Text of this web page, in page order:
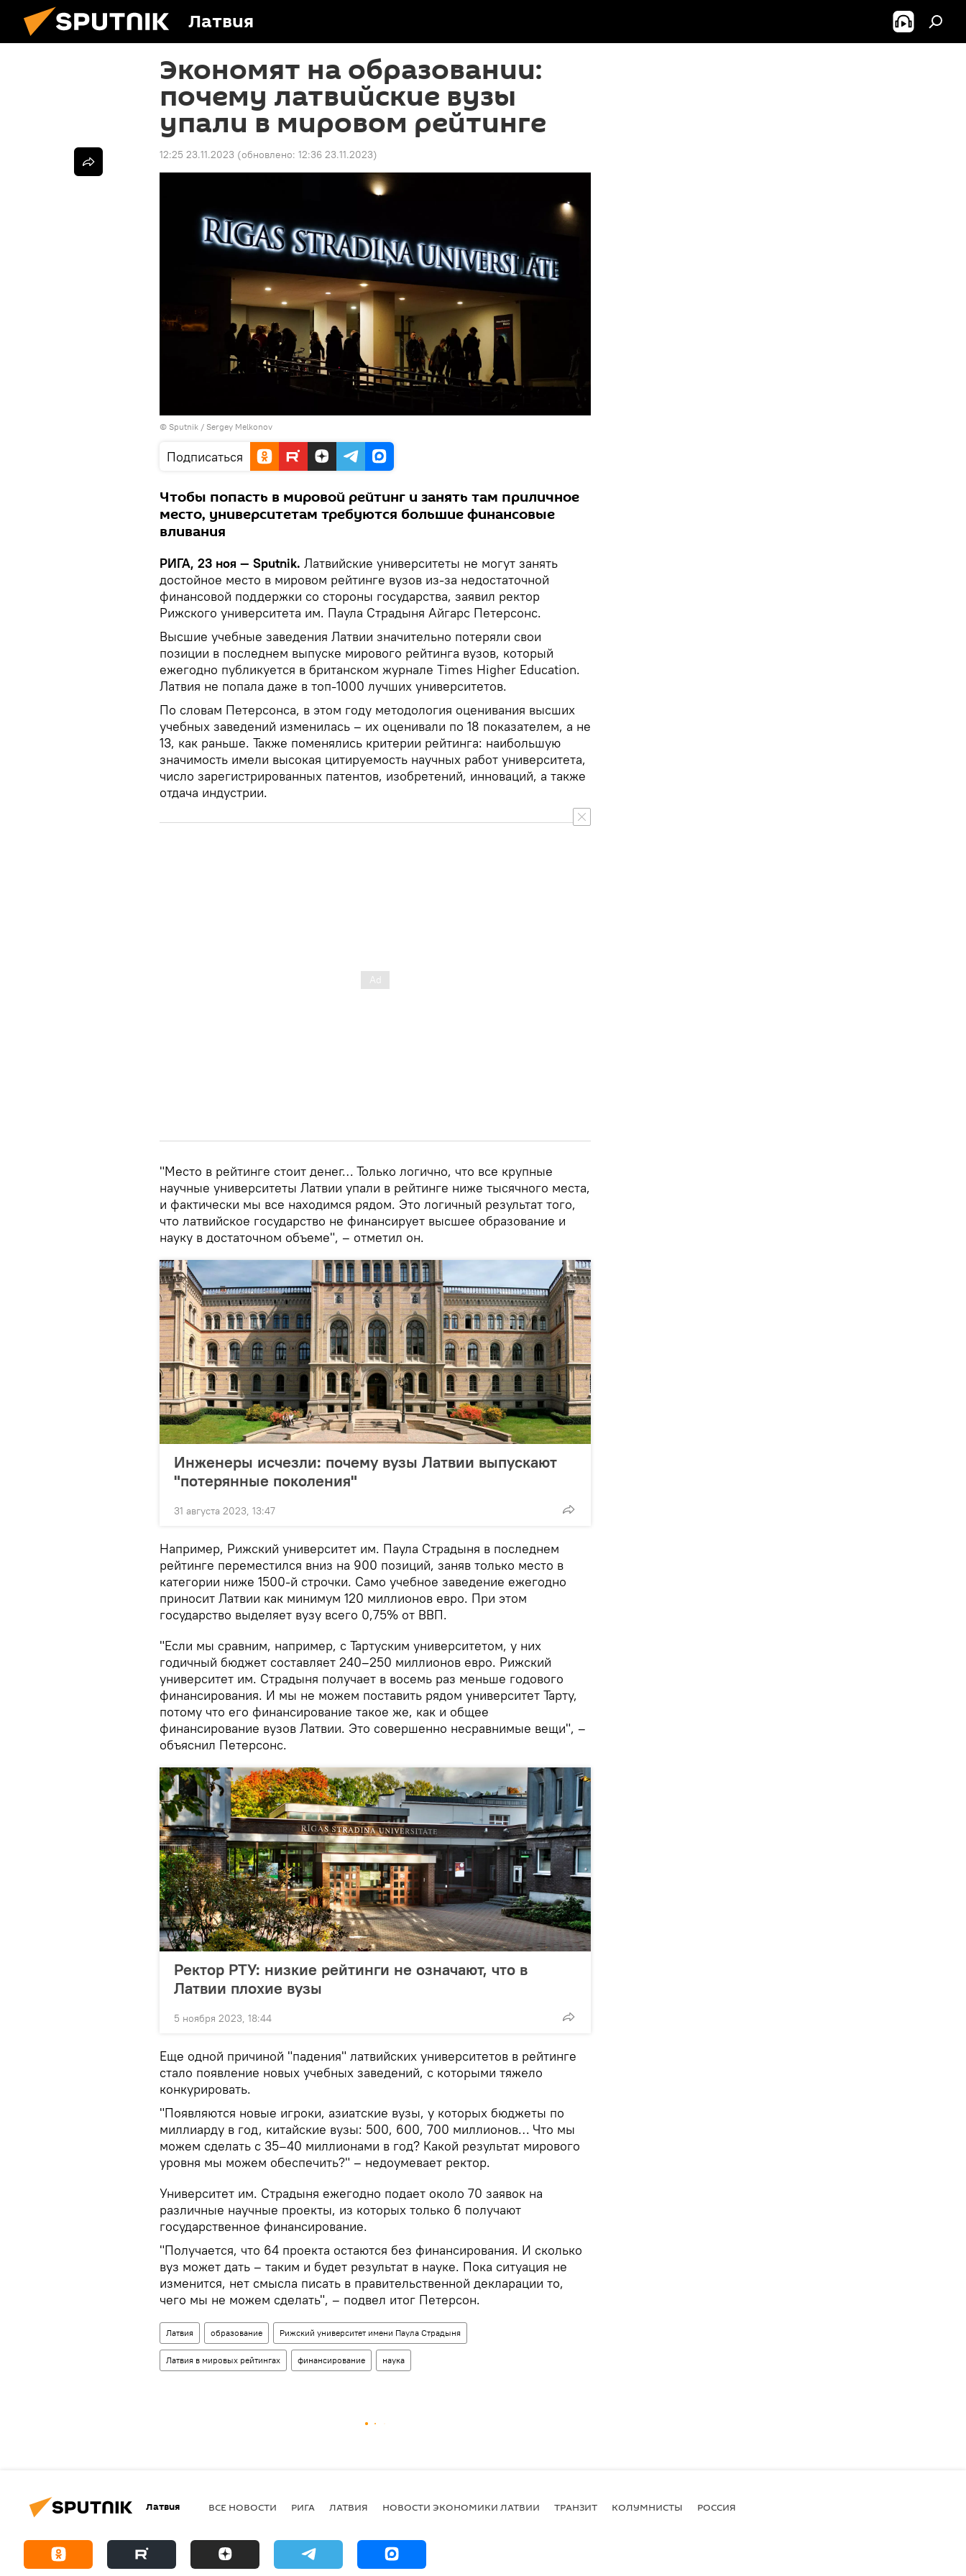
Латвия
Экономят на образовании:
почему латвийские вузы
упали в мировом рейтинге
12:25 23.11.2023 (обновлено: 12:36 23.11.2023)
© Sputnik / Sergey Melkonov
Подписаться
Чтобы попасть в мировой рейтинг и занять там приличное
место, университетам требуются большие финансовые
вливания
РИГА, 23 ноя — Sputnik. Латвийские университеты не могут занять
достойное место в мировом рейтинге вузов из-за недостаточной
финансовой поддержки со стороны государства, заявил ректор
Рижского университета им. Паула Страдыня Айгарс Петерсонс.
Высшие учебные заведения Латвии значительно потеряли свои
позиции в последнем выпуске мирового рейтинга вузов, который
ежегодно публикуется в британском журнале Times Higher Education.
Латвия не попала даже в топ-1000 лучших университетов.
По словам Петерсонса, в этом году методология оценивания высших
учебных заведений изменилась – их оценивали по 18 показателем, а не
13, как раньше. Также поменялись критерии рейтинга: наибольшую
значимость имели высокая цитируемость научных работ университета,
число зарегистрированных патентов, изобретений, инноваций, а также
отдача индустрии.
"Место в рейтинге стоит денег… Только логично, что все крупные
научные университеты Латвии упали в рейтинге ниже тысячного места,
и фактически мы все находимся рядом. Это логичный результат того,
что латвийское государство не финансирует высшее образование и
науку в достаточном объеме", – отметил он.
Инженеры исчезли: почему вузы Латвии выпускают
"потерянные поколения"
31 августа 2023, 13:47
Например, Рижский университет им. Паула Страдыня в последнем
рейтинге переместился вниз на 900 позиций, заняв только место в
категории ниже 1500-й строчки. Само учебное заведение ежегодно
приносит Латвии как минимум 120 миллионов евро. При этом
государство выделяет вузу всего 0,75% от ВВП.
"Если мы сравним, например, с Тартуским университетом, у них
годичный бюджет составляет 240–250 миллионов евро. Рижский
университет им. Страдыня получает в восемь раз меньше годового
финансирования. И мы не можем поставить рядом университет Тарту,
потому что его финансирование такое же, как и общее
финансирование вузов Латвии. Это совершенно несравнимые вещи", –
объяснил Петерсонс.
Ректор РТУ: низкие рейтинги не означают, что в
Латвии плохие вузы
5 ноября 2023, 18:44
Еще одной причиной "падения" латвийских университетов в рейтинге
стало появление новых учебных заведений, с которыми тяжело
конкурировать.
"Появляются новые игроки, азиатские вузы, у которых бюджеты по
миллиарду в год, китайские вузы: 500, 600, 700 миллионов… Что мы
можем сделать с 35–40 миллионами в год? Какой результат мирового
уровня мы можем обеспечить?" – недоумевает ректор.
Университет им. Страдыня ежегодно подает около 70 заявок на
различные научные проекты, из которых только 6 получают
государственное финансирование.
"Получается, что 64 проекта остаются без финансирования. И сколько
вуз может дать – таким и будет результат в науке. Пока ситуация не
изменится, нет смысла писать в правительственной декларации то,
чего мы не можем сделать", – подвел итог Петерсон.
Латвия образование Рижский университет имени Паула Страдыня
Латвия в мировых рейтингах финансирование наука
Латвия ВСЕ НОВОСТИ РИГА ЛАТВИЯ НОВОСТИ ЭКОНОМИКИ ЛАТВИИ ТРАНЗИТ КОЛУМНИСТЫ РОССИЯ